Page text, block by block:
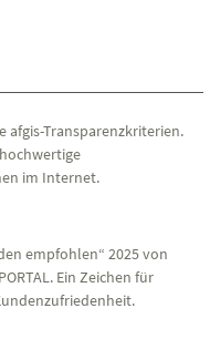
afgis-Transparenzkriterien.
im Internet.
empfohlen“ 2025 von
Ein Zeichen für